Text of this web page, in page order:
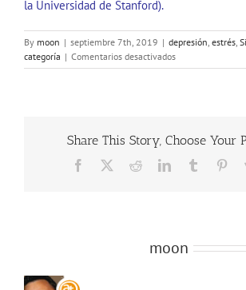
la Universidad de Stanford).
By moon | septiembre 7th, 2019 | depresión, estrés,
categoría | Comentarios desactivadosen
No,
«depresión
postvacacional»
Share This Story, Choose Your
Facebook RedditLinkedInTumblr
moon